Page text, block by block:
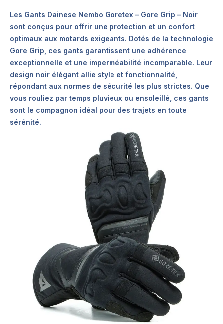
Les Gants Dainese Nembo Goretex – Gore Grip – Noir
sont conçus pour offrir une protection et un confort
optimaux aux motards exigeants. Dotés de la technologie
Gore Grip, ces gants garantissent une adhérence
exceptionnelle et une imperméabilité incomparable. Leur
design noir élégant allie style et fonctionnalité,
répondant aux normes de sécurité les plus strictes. Que
vous rouliez par temps pluvieux ou ensoleillé, ces gants
sont le compagnon idéal pour des trajets en toute
sérénité.